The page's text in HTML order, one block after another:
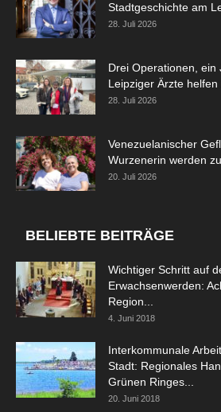
Stadtgeschichte am
28. Juli 2026
Drei Operationen, ein
Leipziger Ärzte helfen
28. Juli 2026
Venezuelanischer
Wurzenerin werden
20. Juli 2026
BELIEBTE BEITRÄGE
Wichtiger Schritt auf
Erwachsenwerden:
Region...
4. Juni 2018
Interkommunale
Stadt: Regionales
Grünen Ringes...
20. Juni 2018